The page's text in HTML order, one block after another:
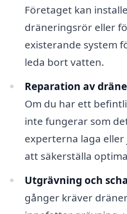
Företaget kan
dräneringsrör eller
existerande system
leda bort vatten.
Reparation av
Om du har ett
inte fungerar som
experterna laga
att säkerställa
Utgrävning och
gånger kräver